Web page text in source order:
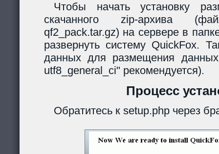
Чтобы начать установку
скачанного zip-архива
qf2_pack.tar.gz) на сервере в
развернуть систему QuickFox.
данных для размещения
utf8_general_ci" рекомендуется).
Процесс
Обратитесь к setup.php через